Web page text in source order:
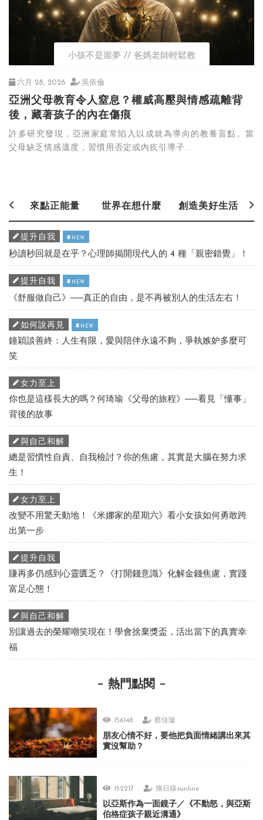
小孩不是噩夢 爸媽老師輕鬆教
六月 28, 2026 吳依倫
亞洲父母教育令人窒息？權威高壓與情感疏離背
後，藏著孩子的內在傷痕
許多研究發現，亞洲家庭常陷入以成就為導向的教養盲點。當
父母缺乏情感溫度，習慣用否定或內疚引導子...
來點正能量 世界在想什麼 創造美好生活
提升自我 NEW
秒讀秒回就是在乎？心理師揭開現代人的 4 種「親密錯覺」！
提升自我 NEW
《舒服做自己》──真正的自由，是不再被別人的生活左右！
如何說再見 NEW
鐘穎談善終：人生有限，愛與陪伴永遠不夠，爭執嫉妒多麼可
笑
女力至上
你也是這樣長大的嗎？何琦瑜《父母的旅程》──看見「懂事」
背後的故事
與自己和解
總是習慣性自責、自我檢討？你的焦慮，其實是大腦在努力求
生！
女力至上
改變不用驚天動地！《米娜家的星期六》看小女孩如何勇敢跨
出第一步
提升自我
賺再多仍感到心靈匱乏？《打開錢意識》化解金錢焦慮，實踐
富足心態！
與自己和解
別讓過去的榮耀嘲笑現在！學會捨棄獎盃，活出當下的真實幸
福
熱門點閱
156148 蔡佳璇
朋友心情不好，要他把負面情緒講出來其
實沒幫助？
152217 換日線sunline
以亞斯作為一面鏡子／《不動怒，與亞斯
伯格症孩子親近溝通》